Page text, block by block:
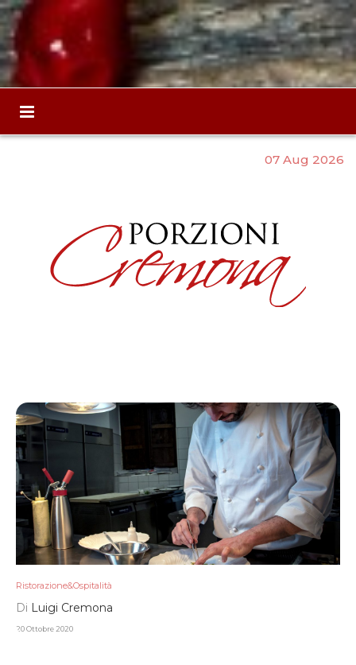
07 Aug 2026
Ristorazione&Ospitalità
Di Luigi Cremona
20 Ottobre 2020